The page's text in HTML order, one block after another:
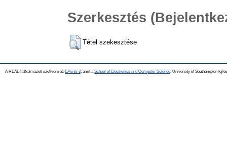
Szerkesztés
Tétel szekesztése
A REAL-I alkalmazott szoftvere az EPrints 3, amit a School of Electronics and Computer Science , University of Southampton